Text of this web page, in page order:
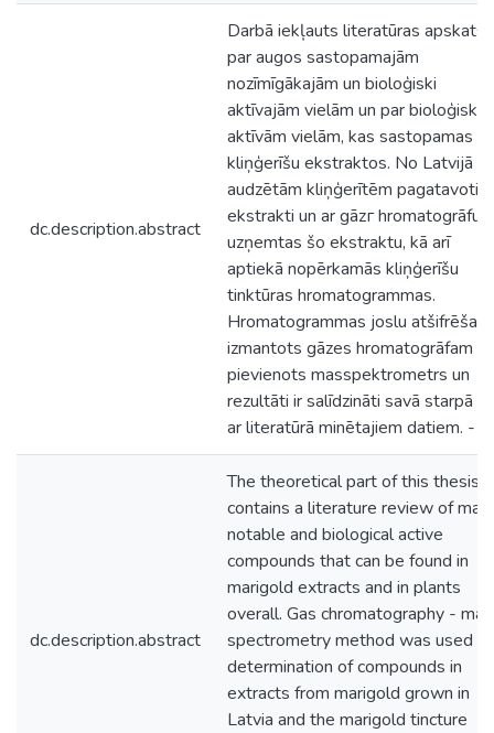
dc.description.abstract
Darbā iekļauts literatūras apskats
par augos sastopamajām
nozīmīgākajām un bioloģiski
aktīvajām vielām un par bioloģiski
aktīvām vielām, kas sastopamas
kliņģerīšu ekstraktos. No Latvijā
audzētām kliņģerītēm pagatavoti
ekstrakti un ar gāzг hromatogrāfu
uzņemtas šo ekstraktu, kā arī
aptiekā nopērkamās kliņģerīšu
tinktūras hromatogrammas.
Hromatogrammas joslu
izmantots gāzes hromatogrāfam
pievienots masspektrometrs un
rezultāti ir salīdzināti savā starpā un
ar literatūrā minētajiem datiem. -
dc.description.abstract
The theoretical part of this thesis
contains a literature review of main
notable and biological active
compounds that can be found in
marigold extracts and in plants
overall. Gas chromatography -
spectrometry method was used
determination of compounds in
extracts from marigold grown in
Latvia and the marigold tincture